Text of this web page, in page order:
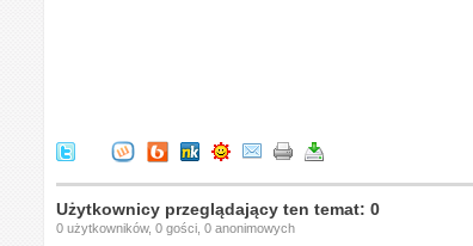
Użytkownicy przeglądający ten temat: 0
0 użytkowników, 0 gości, 0 anonimowych